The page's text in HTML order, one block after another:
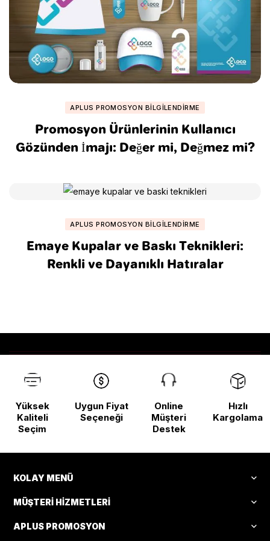
APLUS PROMOSYON BILGILENDIRME
Promosyon Ürünlerinin Kullanıcı
Gözünden İmajı: Değer mi, Değmez mi?
APLUS PROMOSYON BILGILENDIRME
Emaye Kupalar ve Baskı Teknikleri:
Renkli ve Dayanıklı Hatıralar
Yüksek
Kaliteli
Seçim
Uygun Fiyat
Seçeneği
Online
Müşteri
Destek
Hızlı
Kargolama
KOLAY MENÜ
MÜŞTERI HIZMETLERI
APLUS PROMOSYON